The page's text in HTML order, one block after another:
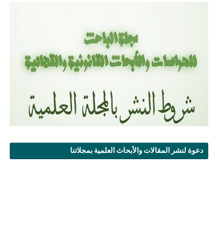
دعوة لنشر المقالات والأبحاث العلمية بمجلاتنا